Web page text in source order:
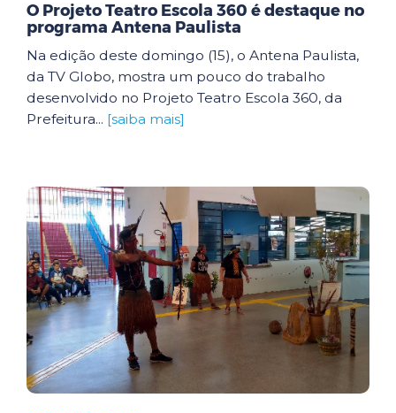
O Projeto Teatro Escola 360 é destaque no
programa Antena Paulista
Na edição deste domingo (15), o Antena Paulista,
da TV Globo, mostra um pouco do trabalho
desenvolvido no Projeto Teatro Escola 360, da
Prefeitura... [saiba mais]